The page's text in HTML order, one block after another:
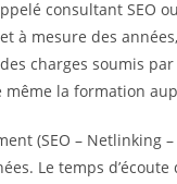
consultant SEO
à mesure des
charges soumis
la formation
(SEO – Netlinking
Le temps